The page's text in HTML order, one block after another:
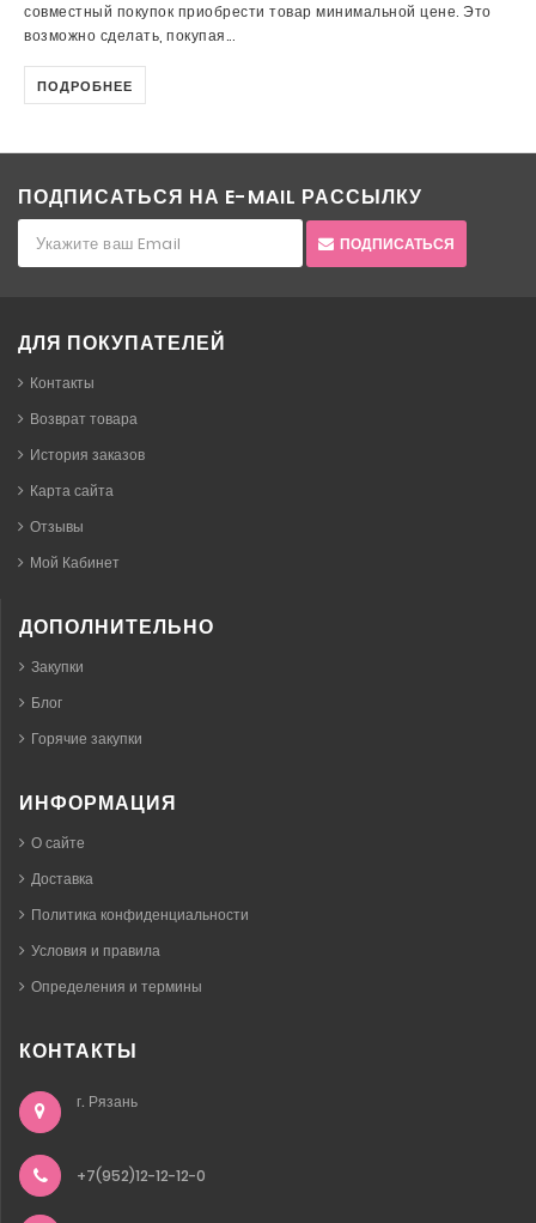
совместный покупок приобрести товар минимальной цене. Это
возможно сделать, покупая...
ПОДРОБНЕЕ
ПОДПИСАТЬСЯ НА E-MAIL РАССЫЛКУ
ПОДПИСАТЬСЯ
ДЛЯ ПОКУПАТЕЛЕЙ
Контакты
Возврат товара
История заказов
Карта сайта
Отзывы
Мой Кабинет
ДОПОЛНИТЕЛЬНО
Закупки
Блог
Горячие закупки
ИНФОРМАЦИЯ
О сайте
Доставка
Политика конфиденциальности
Условия и правила
Определения и термины
КОНТАКТЫ
г. Рязань
+7(952)12-12-12-0